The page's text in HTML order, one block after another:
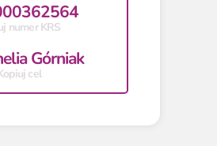
numer KRS
Górniak
cel